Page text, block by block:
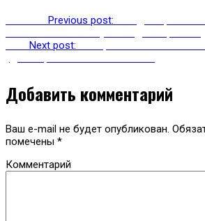
Previous post:
Next post:
Добавить комментарий
Ваш e-mail не будет опубликован.
помечены *
Комментарий